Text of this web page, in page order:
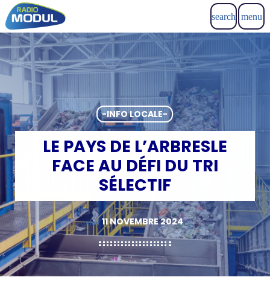
search menu
-INFO LOCALE-
LE PAYS DE L’ARBRESLE
FACE AU DÉFI DU TRI
SÉLECTIF
today 11 NOVEMBRE 2024